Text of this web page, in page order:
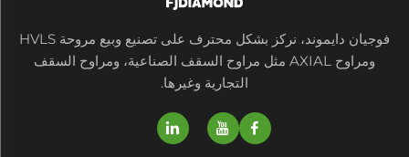
فوجيان دايموند، نركز بشكل محترف على تصنيع وبيع مروحة HVLS
ومراوح AXIAL مثل مراوح السقف الصناعية، ومراوح السقف
التجارية وغيرها.